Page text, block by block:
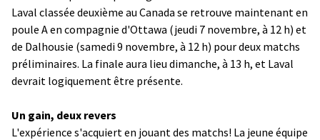
Laval classée deuxième au Canada se retrouve maintenant en
poule A en compagnie d'Ottawa (jeudi 7 novembre, à 12 h) et
de Dalhousie (samedi 9 novembre, à 12 h) pour deux matchs
préliminaires. La finale aura lieu dimanche, à 13 h, et Laval
devrait logiquement être présente.
Un gain, deux revers
L'expérience s'acquiert en jouant des matchs! La jeune équipe